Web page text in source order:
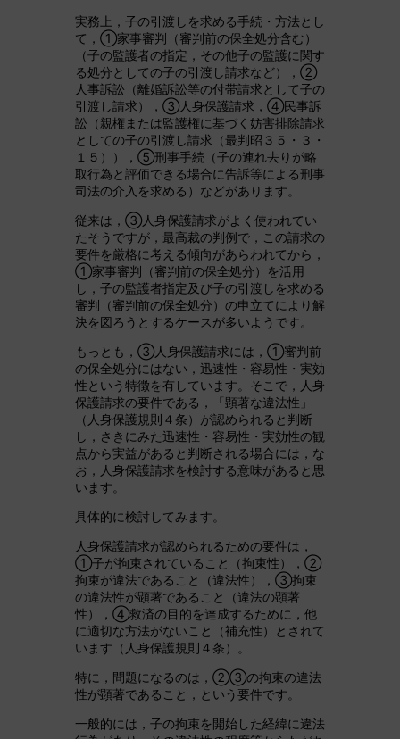
実務上，子の引渡しを求める手続・方法とし
て，①家事審判（審判前の保全処分含む）
（子の監護者の指定，その他子の監護に関す
る処分としての子の引渡し請求など），②
人事訴訟（離婚訴訟等の付帯請求として子の
引渡し請求），③人身保護請求，④民事訴
訟（親権または監護権に基づく妨害排除請求
としての子の引渡し請求（最判昭３５・３・
１５）），⑤刑事手続（子の連れ去りが略
取行為と評価できる場合に告訴等による刑事
司法の介入を求める）などがあります。
従来は，③人身保護請求がよく使われてい
たそうですが，最高裁の判例で，この請求の
要件を厳格に考える傾向があらわれてから，
①家事審判（審判前の保全処分）を活用
し，子の監護者指定及び子の引渡しを求める
審判（審判前の保全処分）の申立てにより解
決を図ろうとするケースが多いようです。
もっとも，③人身保護請求には，①審判前
の保全処分にはない，迅速性・容易性・実効
性という特徴を有しています。そこで，人身
保護請求の要件である，「顕著な違法性」
（人身保護規則４条）が認められると判断
し，さきにみた迅速性・容易性・実効性の観
点から実益があると判断される場合には，な
お，人身保護請求を検討する意味があると思
います。
具体的に検討してみます。
人身保護請求が認められるための要件は，
①子が拘束されていること（拘束性），②
拘束が違法であること（違法性），③拘束
の違法性が顕著であること（違法の顕著
性），④救済の目的を達成するために，他
に適切な方法がないこと（補充性）とされて
います（人身保護規則４条）。
特に，問題になるのは，②③の拘束の違法
性が顕著であること，という要件です。
一般的には，子の拘束を開始した経緯に違法